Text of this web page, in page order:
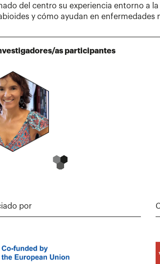
del centro su experiencia entorno a
y cómo ayudan en enfermedades
as participantes
por